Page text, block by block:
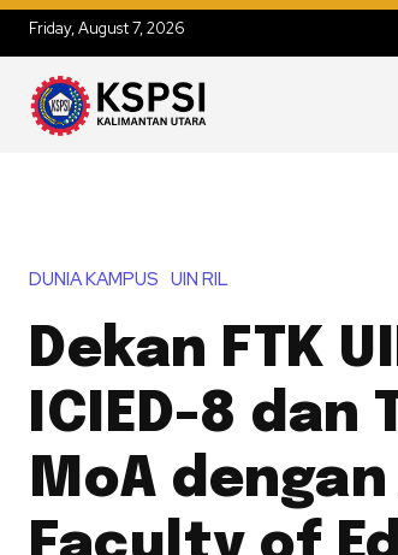
Friday, August 7, 2026
DUNIA KAMPUS UIN RIL
Dekan FTK
ICIED-8 dan
MoA dengan